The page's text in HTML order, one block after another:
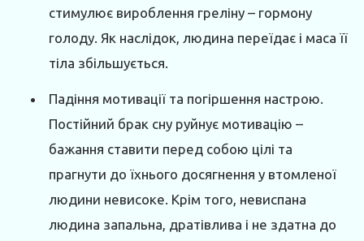
стимулює вироблення греліну – гормону
голоду. Як наслідок, людина переїдає і маса її
тіла збільшується.
Падіння мотивації та погіршення настрою.
Постійний брак сну руйнує мотивацію –
бажання ставити перед собою цілі та
прагнути до їхнього досягнення у втомленої
людини невисоке. Крім того, невиспана
людина запальна, дратівлива і не здатна до